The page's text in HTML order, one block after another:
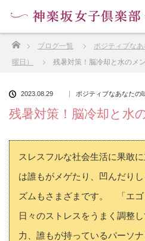
ブログ一覧
ポジティブな
曜日）
残暑対策！脳冷却と水のメ
2023.08.29 ポジティブなあなたの
残暑対策！脳冷却と水
スレスフルな社会生活に果敢
は誰もがメゲたり、凹んだり
ズムもさまざまです。 「エゴ
日々のストレスをうまく調整
力、誰もが持っているパーソ